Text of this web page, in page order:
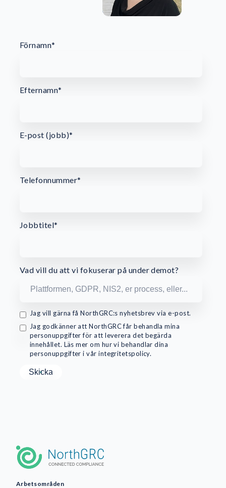
Förnamn*
Efternamn*
E-post (jobb)*
Telefonnummer*
Jobbtitel*
Vad vill du att vi fokuserar på under demot?
Jag vill gärna få NorthGRC:s nyhetsbrev via e-post.
Jag godkänner att NorthGRC får behandla mina
personuppgifter för att leverera det begärda
innehållet. Läs mer om hur vi behandlar dina
personuppgifter i vår integritetspolicy.
Arbetsområden